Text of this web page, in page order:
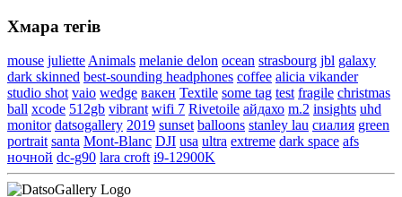
Хмара тегів
mouse julietteAnimals melanie delon ocean strasbourg jbl galaxy
dark skinned best-sounding headphones coffee alicia vikander
studio shot vaio wedge вакен Textile some tag test fragile christmas
ball xcode 512gb vibrant wifi 7 Rivetoile айдахо m.2 insights uhd
monitor datsogallery 2019 sunset balloons stanley lau сиалия green
portrait santa Mont-Blanc DJI usa ultra extreme dark space afs
ночной dc-g90 lara croft i9-12900K